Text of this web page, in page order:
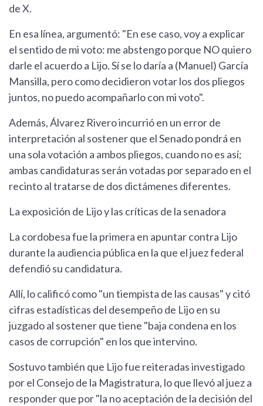
de X.
En esa línea, argumentó: "En ese caso, voy a explicar
el sentido de mi voto: me abstengo porque NO quiero
darle el acuerdo a Lijo. Sí se lo daría a (Manuel) García
Mansilla, pero como decidieron votar los dos pliegos
juntos, no puedo acompañarlo con mi voto".
Además, Álvarez Rivero incurrió en un error de
interpretación al sostener que el Senado pondrá en
una sola votación a ambos pliegos, cuando no es así;
ambas candidaturas serán votadas por separado en el
recinto al tratarse de dos dictámenes diferentes.
La exposición de Lijo y las críticas de la senadora
La cordobesa fue la primera en apuntar contra Lijo
durante la audiencia pública en la que el juez federal
defendió su candidatura.
Allí, lo calificó como "un tiempista de las causas" y citó
cifras estadísticas del desempeño de Lijo en su
juzgado al sostener que tiene "baja condena en los
casos de corrupción" en los que intervino.
Sostuvo también que Lijo fue reiteradas investigado
por el Consejo de la Magistratura, lo que llevó al juez a
responder que por "la no aceptación de la decisión del